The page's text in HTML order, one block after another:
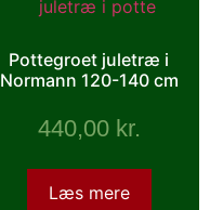
Pottegroet juletræ i
Normann 120-140 cm
440,00 kr.
Læs mere